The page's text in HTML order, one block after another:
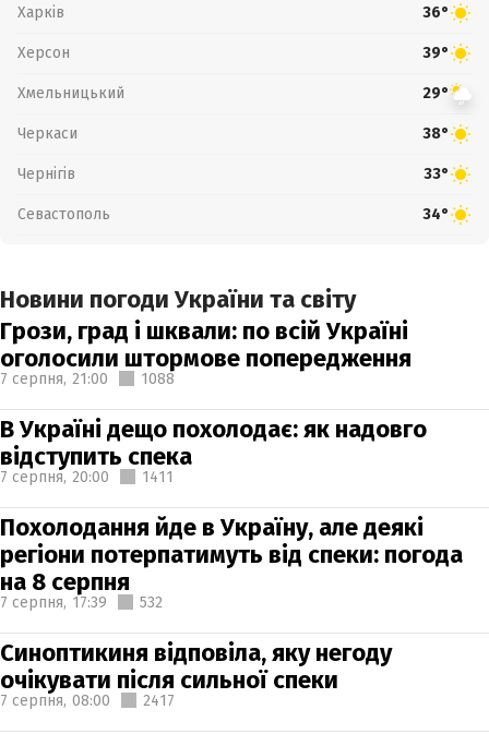
Харків 36°
Херсон 39°
Хмельницький 29°
Черкаси 38°
Чернігів 33°
Севастополь 34°
Новини погоди України та світу
Грози, град і шквали: по всій Україні
оголосили штормове попередження
7 серпня, 21:00 1088
В Україні дещо похолодає: як надовго
відступить спека
7 серпня, 20:00 1411
Похолодання йде в Україну, але деякі
регіони потерпатимуть від спеки: погода
на 8 серпня
7 серпня, 17:39 532
Синоптикиня відповіла, яку негоду
очікувати після сильної спеки
7 серпня, 08:00 2417